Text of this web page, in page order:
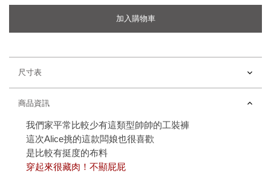
加入購物車
尺寸表
商品資訊
我們家平常比較少有這類型帥帥的工裝褲
這次Alice挑的這款闆娘也很喜歡
是比較有挺度的布料
穿起來很藏肉！不顯屁屁